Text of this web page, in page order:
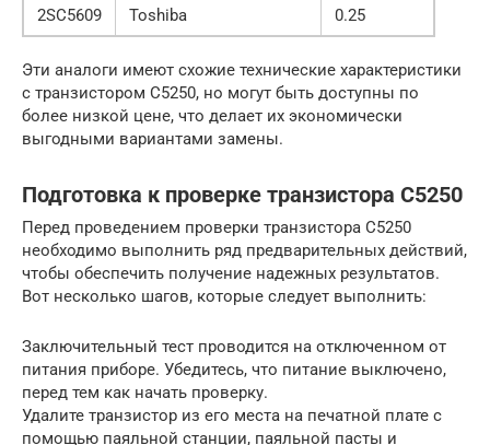
2SC5609
Toshiba 0.25
Эти аналоги имеют схожие технические характеристики
с транзистором С5250, но могут быть доступны по
более низкой цене, что делает их экономически
выгодными вариантами замены.
Подготовка к проверке транзистора C5250
Перед проведением проверки транзистора C5250
необходимо выполнить ряд предварительных действий,
чтобы обеспечить получение надежных результатов.
Вот несколько шагов, которые следует выполнить:
Заключительный тест проводится на отключенном от
питания приборе. Убедитесь, что питание выключено,
перед тем как начать проверку.
Удалите транзистор из его места на печатной плате с
помощью паяльной станции, паяльной пасты и